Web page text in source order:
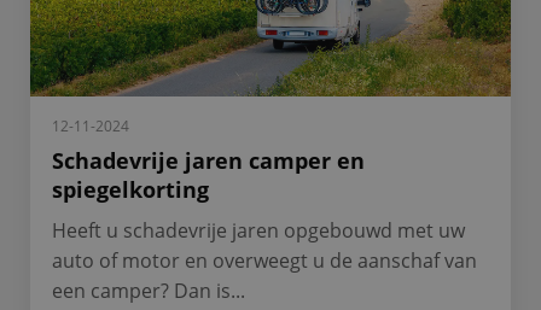
12-11-2024
Schadevrije jaren camper en
spiegelkorting
Heeft u schadevrije jaren opgebouwd met uw
auto of motor en overweegt u de aanschaf van
een camper? Dan is...